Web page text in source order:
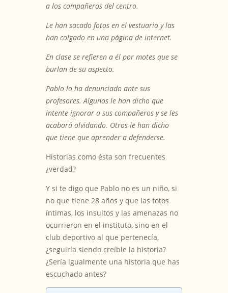
a los compañeros del centro.
Le han sacado fotos en el vestuario y las
han colgado en una página de internet.
En clase se refieren a él por motes que se
burlan de su aspecto.
Pablo lo ha denunciado ante sus
profesores. Algunos le han dicho que
intente ignorar a sus compañeros y se les
acabará olvidando. Otros le han dicho
que tiene que aprender a defenderse.
Historias como ésta son frecuentes
¿verdad?
Y si te digo que Pablo no es un niño, si
no que tiene 28 años y que las fotos
íntimas, los insultos y las amenazas no
ocurrieron en el instituto, sino en el
club deportivo al que pertenecía,
¿seguiría siendo creíble la historia?
¿Sería igualmente una historia que has
escuchado antes?